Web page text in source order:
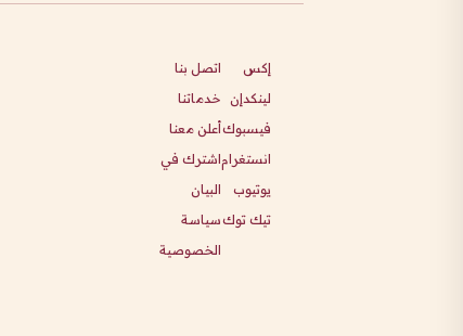
إكس
لينكدإن
فيسبوك
انستغرام
يوتيوب
تيك توك
اتصل بنا
خدماتنا
أعلن معنا
اشترك في
البيان
سياسة
الخصوصية